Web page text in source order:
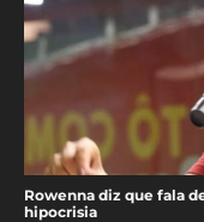
Rowenna diz que fala
hipocrisia